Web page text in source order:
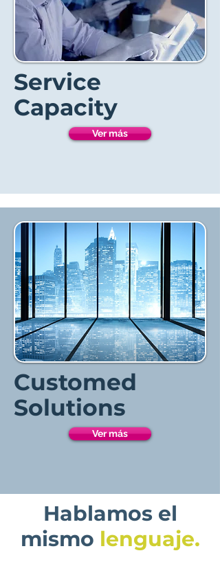
Service
Capacity
Ver más
Customed
Solutions
Ver más
Hablamos el
mismo lenguaje.